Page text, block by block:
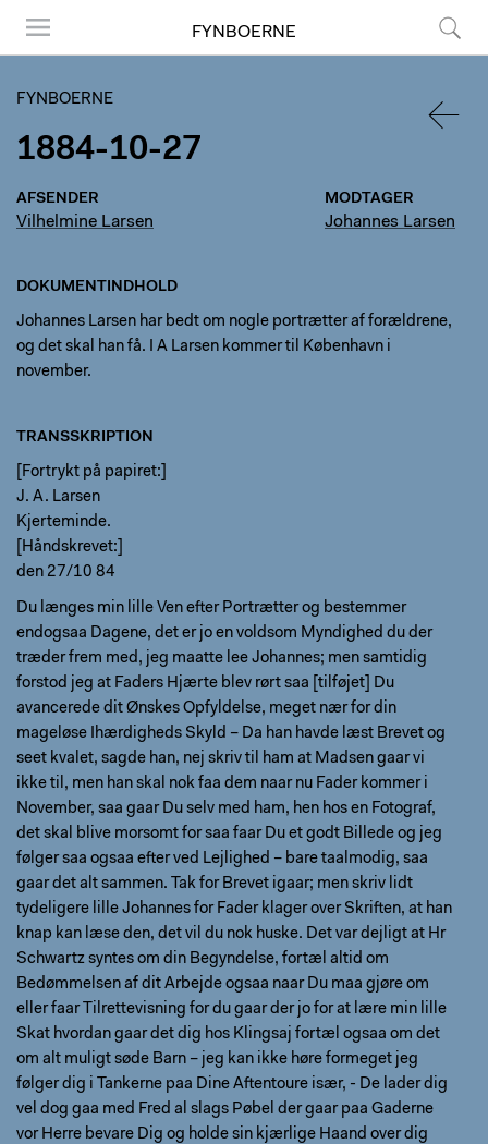
FYNBOERNE
FYNBOERNE
1884-10-27
AFSENDER
Vilhelmine Larsen
MODTAGER
Johannes Larsen
DOKUMENTINDHOLD
Johannes Larsen har bedt om nogle portrætter af forældrene,
og det skal han få. I A Larsen kommer til København i
november.
TRANSSKRIPTION
[Fortrykt på papiret:]
J. A. Larsen
Kjerteminde.
[Håndskrevet:]
den 27/10 84
Du længes min lille Ven efter Portrætter og bestemmer
endogsaa Dagene, det er jo en voldsom Myndighed du der
træder frem med, jeg maatte lee Johannes; men samtidig
forstod jeg at Faders Hjærte blev rørt saa [tilføjet] Du
avancerede dit Ønskes Opfyldelse, meget nær for din
mageløse Ihærdigheds Skyld – Da han havde læst Brevet og
seet kvalet, sagde han, nej skriv til ham at Madsen gaar vi
ikke til, men han skal nok faa dem naar nu Fader kommer i
November, saa gaar Du selv med ham, hen hos en Fotograf,
det skal blive morsomt for saa faar Du et godt Billede og jeg
følger saa ogsaa efter ved Lejlighed – bare taalmodig, saa
gaar det alt sammen. Tak for Brevet igaar; men skriv lidt
tydeligere lille Johannes for Fader klager over Skriften, at han
knap kan læse den, det vil du nok huske. Det var dejligt at Hr
Schwartz syntes om din Begyndelse, fortæl altid om
Bedømmelsen af dit Arbejde ogsaa naar Du maa gjøre om
eller faar Tilrettevisning for du gaar der jo for at lære min lille
Skat hvordan gaar det dig hos Klingsaj fortæl ogsaa om det
om alt muligt søde Barn – jeg kan ikke høre formeget jeg
følger dig i Tankerne paa Dine Aftentoure især, - De lader dig
vel dog gaa med Fred al slags Pøbel der gaar paa Gaderne
vor Herre bevare Dig og holde sin kjærlige Haand over dig